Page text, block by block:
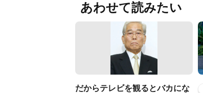
あわせて読みたい
だからテレビを観るとバカにな